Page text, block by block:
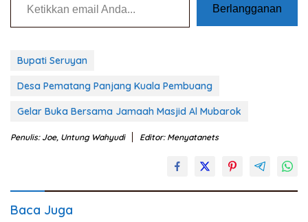
Berlangganan
Bupati Seruyan
Desa Pematang Panjang Kuala Pembuang
Gelar Buka Bersama Jamaah Masjid Al Mubarok
Penulis: Joe, Untung Wahyudi Editor: Menyatanets
Baca Juga